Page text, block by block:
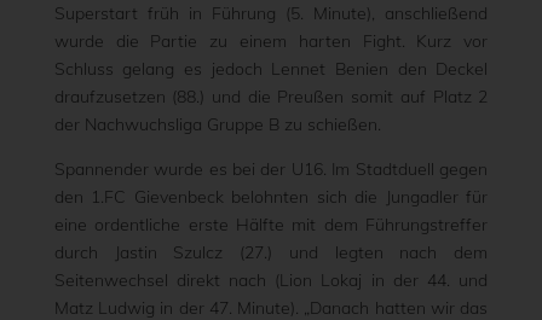
Superstart früh in Führung (5. Minute), anschließend
wurde die Partie zu einem harten Fight. Kurz vor
Schluss gelang es jedoch Lennet Benien den Deckel
draufzusetzen (88.) und die Preußen somit auf Platz 2
der Nachwuchsliga Gruppe B zu schießen.
Spannender wurde es bei der U16. Im Stadtduell gegen
den 1.FC Gievenbeck belohnten sich die Jungadler für
eine ordentliche erste Hälfte mit dem Führungstreffer
durch Jastin Szulcz (27.) und legten nach dem
Seitenwechsel direkt nach (Lion Lokaj in der 44. und
Matz Ludwig in der 47. Minute). „Danach hatten wir das